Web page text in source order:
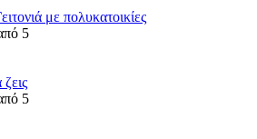
με πολυκατοικίες
5
5